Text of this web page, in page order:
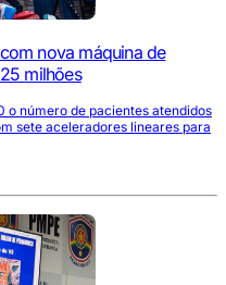
nova máquina de
milhões
o número de pacientes atendidos
sete aceleradores lineares para